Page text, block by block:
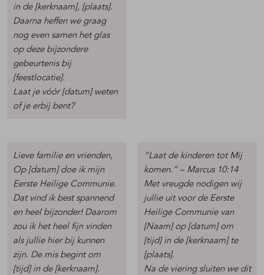
in de [kerknaam], [plaats].
Daarna heffen we graag
nog even samen het glas
op deze bijzondere
gebeurtenis bij
[feestlocatie].
Laat je vóór [datum] weten
of je erbij bent?
Lieve familie en vrienden,
Op [datum] doe ik mijn
Eerste Heilige Communie.
Dat vind ik best spannend
en heel bijzonder! Daarom
zou ik het heel fijn vinden
als jullie hier bij kunnen
zijn. De mis begint om
[tijd] in de [kerknaam].
“Laat de kinderen tot Mij
komen.” – Marcus 10:14
Met vreugde nodigen wij
jullie uit voor de Eerste
Heilige Communie van
[Naam] op [datum] om
[tijd] in de [kerknaam] te
[plaats].
Na de viering sluiten we dit